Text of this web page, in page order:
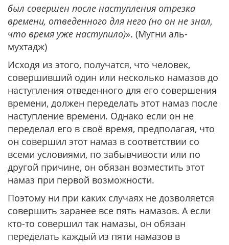
был совершен после наступления отрезка
времени, отведенного для него (но он не знал,
что время уже наступило)». (Мугни аль-
мухтадж)
Исходя из этого, получатся, что человек,
совершивший один или несколько намазов до
наступления отведенного для его совершения
времени, должен переделать этот намаз после
наступление времени. Однако если он не
переделал его в своё время, предполагая, что
он совершил этот намаз в соответствии со
всеми условиями, по забывчивости или по
другой причине, он обязан возместить этот
намаз при первой возможности.
Поэтому ни при каких случаях не дозволяется
совершить заранее все пять намазов. А если
кто-то совершил так намазы, он обязан
переделать каждый из пяти намазов в